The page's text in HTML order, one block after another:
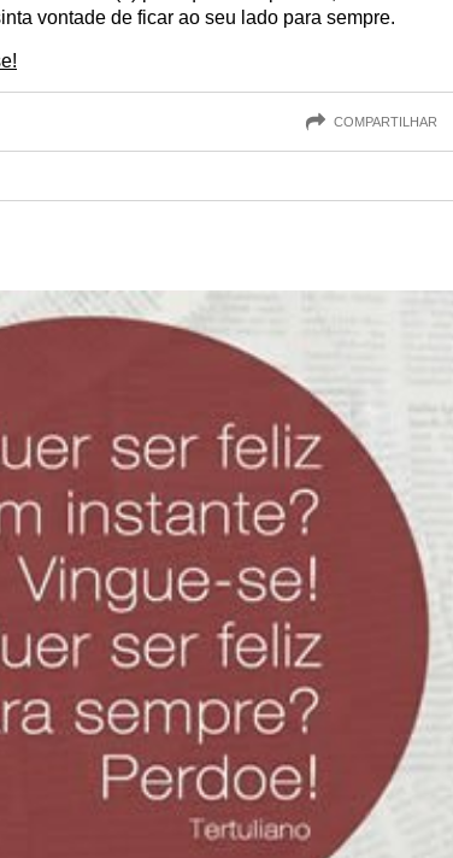
vontade de ficar ao seu lado para sempre.
COMPARTILHAR